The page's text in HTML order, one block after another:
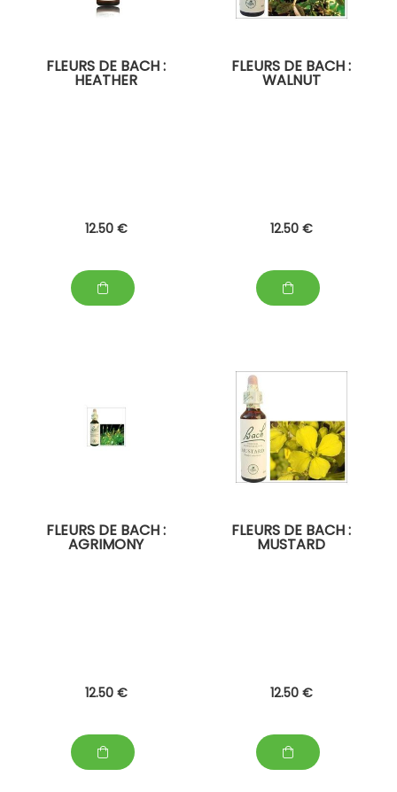
FLEURS DE BACH :
HEATHER
12.50 €
FLEURS DE BACH :
WALNUT
12.50 €
FLEURS DE BACH :
AGRIMONY
12.50 €
FLEURS DE BACH :
MUSTARD
12.50 €